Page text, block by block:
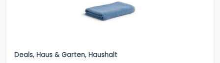
Deals, Haus & Garten, Haushalt